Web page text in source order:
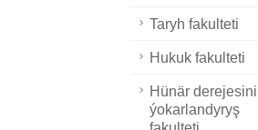
Taryh fakulteti
Hukuk fakulteti
Hünär derejesini
ýokarlandyryş